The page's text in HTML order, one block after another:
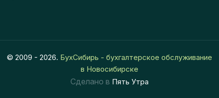
© 2009 - 2026. БухСибирь - бухгалтерское обслуживание
в Новосибирске
Сделано в Пять Утра